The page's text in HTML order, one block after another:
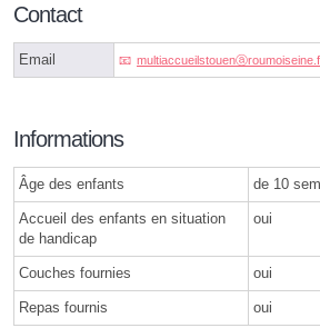
Contact
Email
Informations
Âge des enfants de 10
Accueil des enfants en situation
de handicap
oui
Couches fournies oui
Repas fournis oui